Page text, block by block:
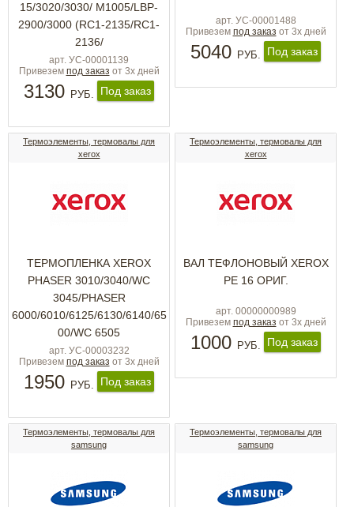
15/3020/3030/ M1005/LBP-
2900/3000 (RC1-2135/RC1-
2136/
арт. УС-00001139
Привезем под заказ от 3х дней
3130 РУБ. Под заказ
арт. УС-00001488
Привезем под заказ от 3х дней
5040 РУБ. Под заказ
Термоэлементы, термовалы для
xerox
ТЕРМОПЛЕНКА XEROX
PHASER 3010/3040/WC
3045/PHASER
6000/6010/6125/6130/6140/65
00/WC 6505
арт. УС-00003232
Привезем под заказ от 3х дней
1950 РУБ. Под заказ
Термоэлементы, термовалы для
xerox
ВАЛ ТЕФЛОНОВЫЙ XEROX
PE 16 ОРИГ.
арт. 00000000989
Привезем под заказ от 3х дней
1000 РУБ. Под заказ
Термоэлементы, термовалы для
samsung
Термоэлементы, термовалы для
samsung